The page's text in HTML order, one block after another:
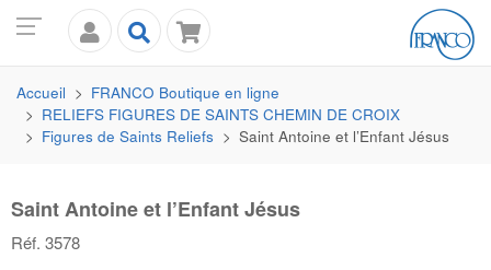
Accueil FRANCO Boutique en ligne
RELIEFS FIGURES DE SAINTS CHEMIN DE CROIX
Figures de Saints Reliefs
Saint Antoine et l’Enfant Jésus
Saint Antoine et l’Enfant Jésus
Réf. 3578